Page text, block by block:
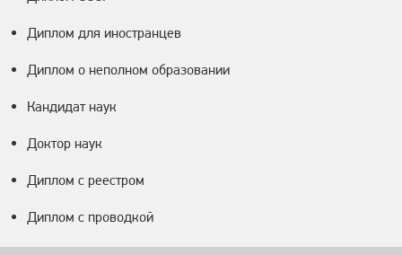
Диплом для иностранцев
Диплом о неполном образовании
Кандидат наук
Доктор наук
Диплом с реестром
Диплом с проводкой